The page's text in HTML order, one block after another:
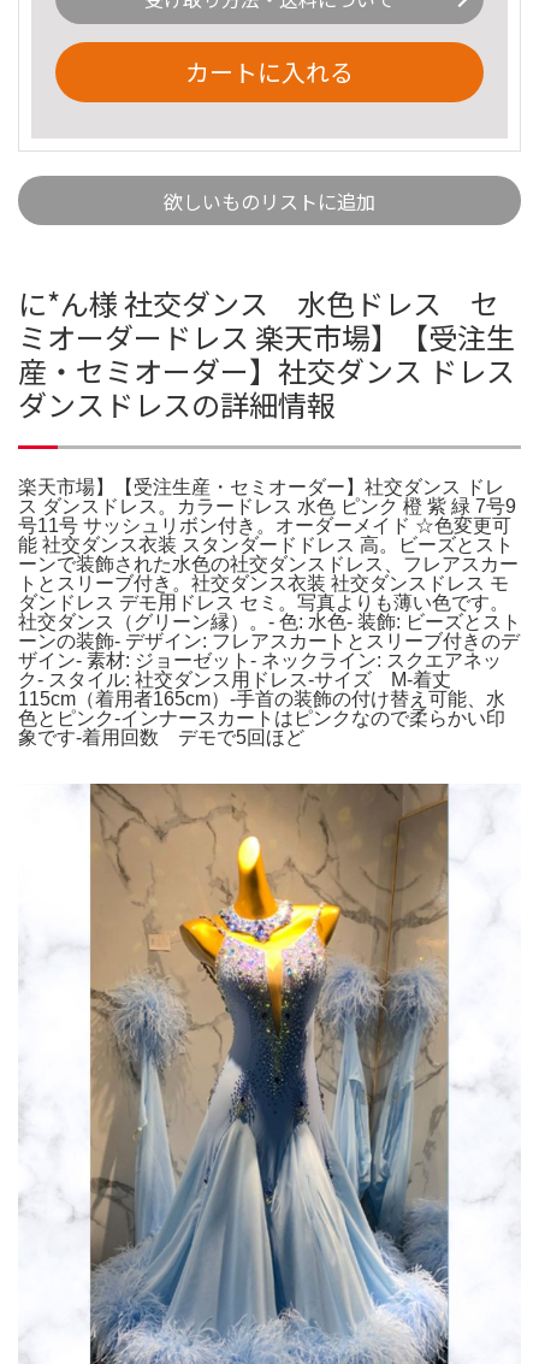
カートに入れる
欲しいものリストに追加
に*ん様 社交ダンス 水色ドレス セ
ミオーダードレス 楽天市場】【受注生
産・セミオーダー】社交ダンス ドレス
ダンスドレスの詳細情報
楽天市場】【受注生産・セミオーダー】社交ダンス ドレ
ス ダンスドレス。カラードレス 水色 ピンク 橙 紫 緑 7号9
号11号 サッシュリボン付き。オーダーメイド ☆色変更可
能 社交ダンス衣装 スタンダードドレス 高。ビーズとスト
ーンで装飾された水色の社交ダンスドレス、フレアスカー
トとスリーブ付き。社交ダンス衣装 社交ダンスドレス モ
ダンドレス デモ用ドレス セミ。写真よりも薄い色です。
社交ダンス（グリーン縁）。- 色: 水色- 装飾: ビーズとスト
ーンの装飾- デザイン: フレアスカートとスリーブ付きのデ
ザイン- 素材: ジョーゼット- ネックライン: スクエアネッ
ク- スタイル: 社交ダンス用ドレス-サイズ М-着丈
115cm（着用者165cm）-手首の装飾の付け替え可能、水
色とピンク-インナースカートはピンクなので柔らかい印
象です-着用回数 デモで5回ほど